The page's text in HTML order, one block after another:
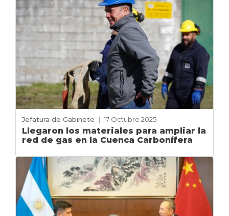
Jefatura de Gabinete | 17 Octubre 2025
Llegaron los materiales para ampliar la
red de gas en la Cuenca Carbonífera